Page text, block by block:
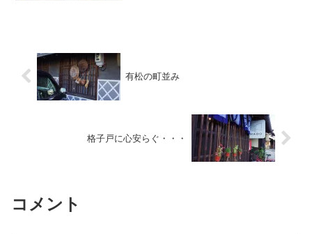
有松の町並み
格子戸に心安らぐ・・・
コメント